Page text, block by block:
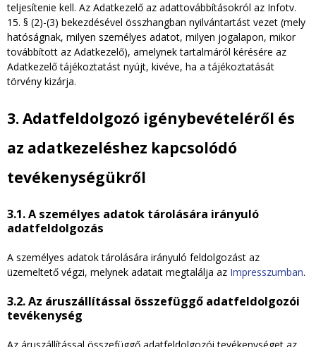
teljesítenie kell. Az Adatkezelő az adattovábbításokról az Infotv.
15. § (2)-(3) bekezdésével összhangban nyilvántartást vezet (mely
hatóságnak, milyen személyes adatot, milyen jogalapon, mikor
továbbított az Adatkezelő), amelynek tartalmáról kérésére az
Adatkezelő tájékoztatást nyújt, kivéve, ha a tájékoztatását
törvény kizárja.
3. Adatfeldolgozó igénybevételéről és
az adatkezeléshez kapcsolódó
tevékenységükről
3.1. A személyes adatok tárolására irányuló
adatfeldolgozás
A személyes adatok tárolására irányuló feldolgozást az
üzemeltető végzi, melynek adatait megtalálja az Impresszumban.
3.2. Az áruszállítással összefüggő adatfeldolgozói
tevékenység